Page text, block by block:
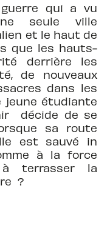
qui a vu
seule ville
et le haut de
que les hauts-
derrière les
de nouveaux
dans les
jeune étudiante
décide de se
sa route
est sauvé in
à la force
à terrasser la
?